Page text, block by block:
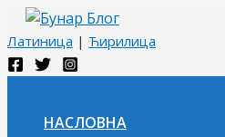
Пређи
на
садржај
Латиница | Ћирилица
НАСЛОВНА